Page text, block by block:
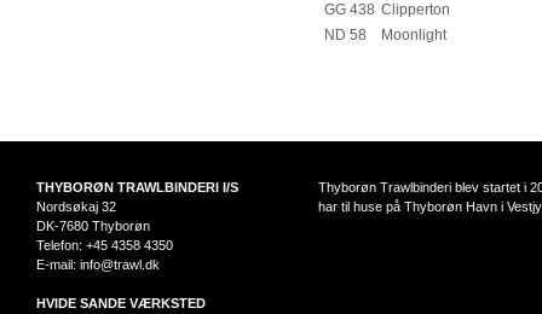
GG 438 Clipperton
ND 58
Moonlight
THYBORØN TRAWLBINDERI I/S
Nordsøkaj 32
DK-7680 Thyborøn
Telefon: +45 4358 4350
E-mail: info@trawl.dk
HVIDE SANDE VÆRKSTED
Thyborøn Trawlbinderi blev startet i
har til huse på Thyborøn Havn i